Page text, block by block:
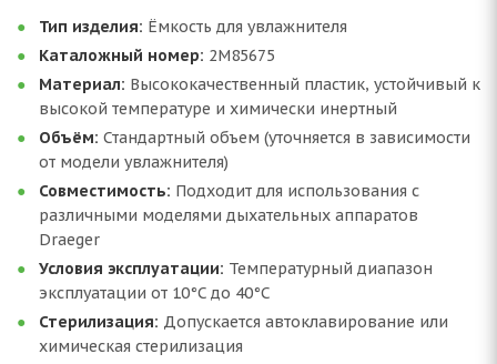
Тип изделия: Ёмкость для увлажнителя
Каталожный номер: 2M85675
Материал: Высококачественный пластик, устойчивый к
высокой температуре и химически инертный
Объём: Стандартный объем (уточняется в зависимости
от модели увлажнителя)
Совместимость: Подходит для использования с
различными моделями дыхательных аппаратов
Draeger
Условия эксплуатации: Температурный диапазон
эксплуатации от 10°C до 40°C
Стерилизация: Допускается автоклавирование или
химическая стерилизация